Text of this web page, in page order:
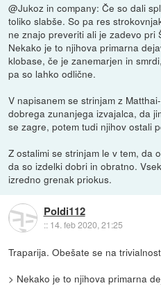
@Jukoz in company: Če so dali
toliko slabše. So pa res
ne znajo preveriti ali je zadevo pri
Nekako je to njihova primarna
klobase, če je zanemarjen in
pa so lahko odlične.
V napisanem se strinjam z
dobrega zunanjega izvajalca, da
se zagre, potem tudi njihov ostali
Z ostalimi se strinjam le v tem, da
da so izdelki dobri in obratno.
izredno grenak priokus.
Poldi112
:: 14. feb 2020, 21:25
Traparija. Obešate se na
> Nekako je to njihova primarna